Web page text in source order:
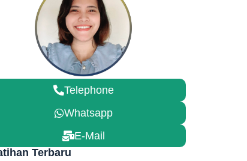
Telephone
Whatsapp
E-Mail
Terbaru